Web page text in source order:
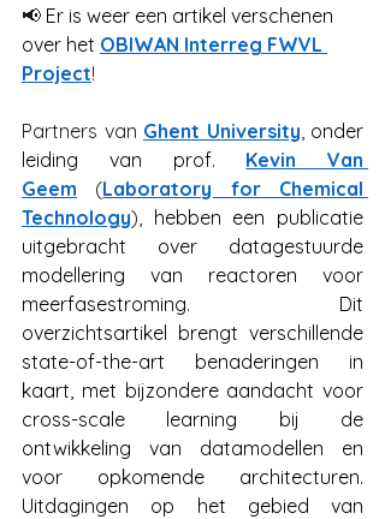
📢 Er is weer een artikel verschenen
over het OBIWAN Interreg FWVL
Project!
Partners van Ghent University, onder
leiding van prof.
Kevin Van
Geem (Laboratory for Chemical
Technology), hebben een publicatie
uitgebracht over datagestuurde
modellering van reactoren voor
meerfasestroming. Dit
overzichtsartikel brengt verschillende
state-of-the-art benaderingen in
kaart, met bijzondere aandacht voor
cross-scale learning bij de
ontwikkeling van datamodellen en
voor opkomende architecturen.
Uitdagingen op het gebied van